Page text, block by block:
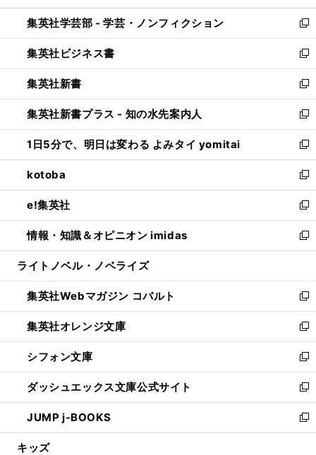
開
く
ウ
で
開
く
ン
ド
ウ
で
開
く
ウ
ィ
ン
ド
ウ
で
開
く
集英社学芸部 - 学芸・ノンフィクション
新
し
い
ウ
ィ
ン
ド
ウ
で
開
く
集英社ビジネス書
新
し
い
ウ
ィ
ン
ド
ウ
で
開
く
集英社新書
新
し
い
ウ
ィ
ン
ド
ウ
で
開
く
集英社新書プラス - 知の水先案内人
新
し
い
ウ
ィ
ン
ド
ウ
で
開
1日5分で、明日は変わる よみタイ yomitai
新
し
い
ウ
ィ
ン
ド
ウ
開
く
kotoba
新
し
い
ウ
ィ
ン
ウ
で
開
く
e!集英社
新
し
い
ウ
ン
ド
ウ
で
開
く
情報・知識＆オピニオン imidas
新
し
ウ
ィ
ン
ド
ウ
で
開
く
ライトノベル・ノベライズ
集英社Webマガジン コバルト
新
し
い
ウ
ィ
ン
ド
ウ
で
開
集英社オレンジ文庫
新
し
い
ウ
ィ
ン
ド
ウ
シフォン文庫
新
し
い
ウ
ィ
ン
ダッシュエックス文庫公式サイト
新
し
い
ウ
JUMP j-BOOKS
新
し
キッズ